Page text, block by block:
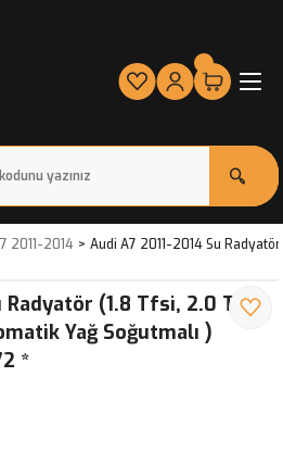
2011-2014 Audi A7 2011-2014 Su
Radyatör (1.8 Tfsi, 2.0 Tfsi
Yağ Soğutmalı )
*